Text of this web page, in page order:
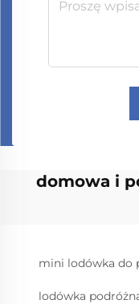
domowa i
mini lodówka do
lodówka